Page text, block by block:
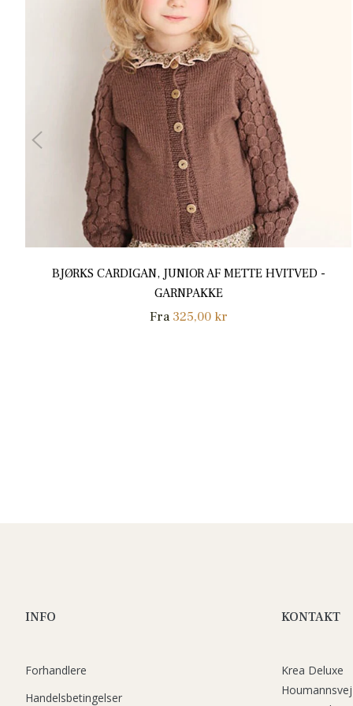
BJØRKS CARDIGAN, JUNIOR AF METTE HVITVED -
GARNPAKKE
Fra 325,00 kr
INFO
Forhandlere
Handelsbetingelser
KONTAKT
Krea Deluxe